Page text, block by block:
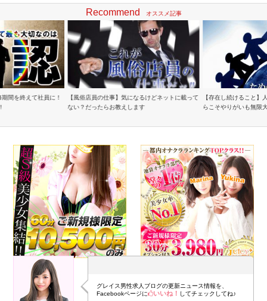
間を終えて社員に！
【風俗店員の仕事】気になるけどネットに載って
ない？だったらお教えします
【存在し続けること】
らこそやりがいも無限
Recommend オススメ記事
グレイス男性求人ブログの更新ニュース情報を、
Facebookページに
いいね！ してチェックしてね♪